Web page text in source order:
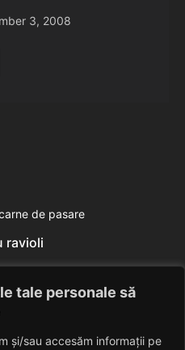
tale personale să
și/sau accesăm informații pe
3, 2008
de pasare
ravioli
June 29, 2014